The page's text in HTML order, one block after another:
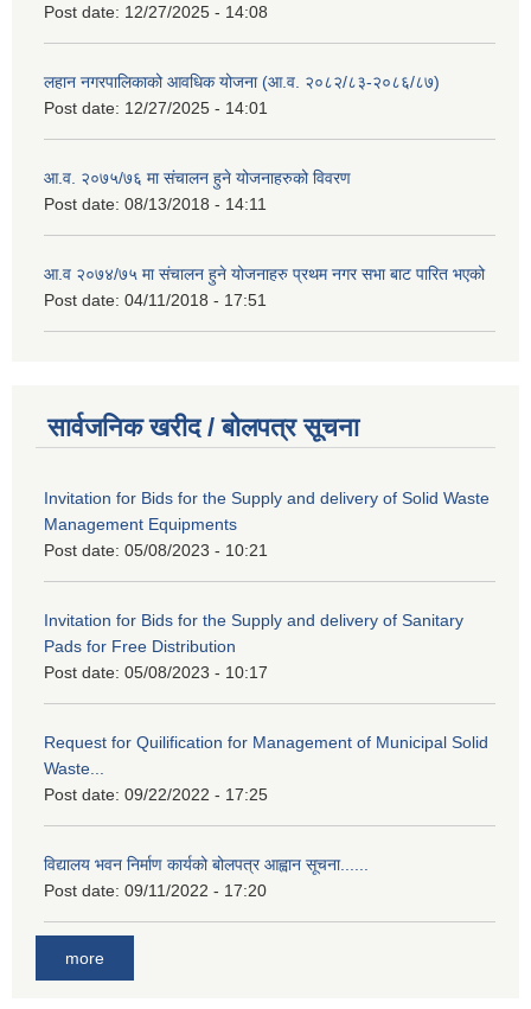
Post date: 12/27/2025 - 14:08
लहान नगरपालिकाको आवधिक योजना (आ.व. २०८२/८३-२०८६/८७)
Post date: 12/27/2025 - 14:01
आ.व. २०७५/७६ मा संचालन हुने योजनाहरुको विवरण
Post date: 08/13/2018 - 14:11
आ.व २०७४/७५ मा संचालन हुने योजनाहरु प्रथम नगर सभा बाट पारित भएको
Post date: 04/11/2018 - 17:51
सार्वजनिक खरीद / बोलपत्र सूचना
Invitation for Bids for the Supply and delivery of Solid Waste
Management Equipments
Post date: 05/08/2023 - 10:21
Invitation for Bids for the Supply and delivery of Sanitary
Pads for Free Distribution
Post date: 05/08/2023 - 10:17
Request for Quilification for Management of Municipal Solid
Waste...
Post date: 09/22/2022 - 17:25
विद्यालय भवन निर्माण कार्यको बोलपत्र आह्वान सूचना......
Post date: 09/11/2022 - 17:20
more